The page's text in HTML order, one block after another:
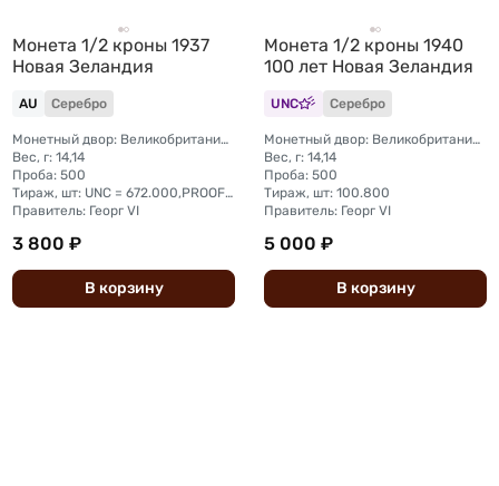
Монета 1/2 кроны 1937
Новая Зеландия
AU Серебро
Монетный двор: Великобритания, Лондон
Вес, г: 14,14
Проба: 500
Тираж, шт: UNC = 672.000,PROOF = 200
Правитель: Георг VI
3 800 ₽
В корзину
Монета 1/2 кроны 1940
100 лет Новая Зеландия
UNC Серебро
Монетный двор: Великобритания, Лондон
Вес, г: 14,14
Проба: 500
Тираж, шт: 100.800
Правитель: Георг VI
5 000 ₽
В корзину